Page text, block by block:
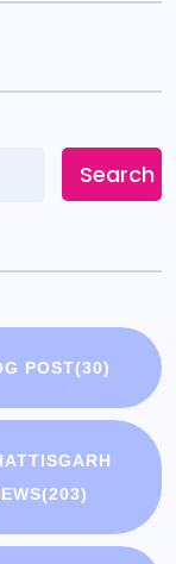
Search
POST(30)
(203)